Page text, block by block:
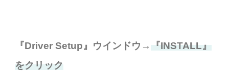
『Driver Setup』ウインドウ→『INSTALL』
をクリック